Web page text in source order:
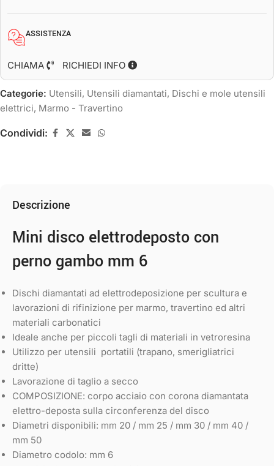
ASSISTENZA
CHIAMA RICHIEDI INFO
Categorie: Utensili, Utensili diamantati, Dischi e mole utensili
elettrici, Marmo - Travertino
Condividi:
Descrizione
Mini disco elettrodeposto con
perno gambo mm 6
Dischi diamantati ad elettrodeposizione per scultura e
lavorazioni di rifinizione per marmo, travertino ed altri
materiali carbonatici
Ideale anche per piccoli tagli di materiali in vetroresina
Utilizzo per utensili portatili (trapano, smerigliatrici
dritte)
Lavorazione di taglio a secco
COMPOSIZIONE: corpo acciaio con corona diamantata
elettro-deposta sulla circonferenza del disco
Diametri disponibili: mm 20 / mm 25 / mm 30 / mm 40 /
mm 50
Diametro codolo: mm 6